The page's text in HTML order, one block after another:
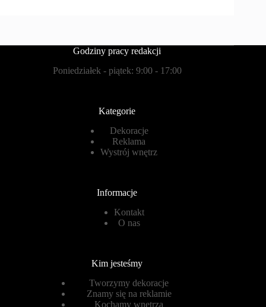
Godziny pracy redakcji
Poniedziałek - piątek: 9:00 - 17:00
Kategorie
Dekoracje
Reklama
Wystrój wnętrz
Informacje
Kontakt
O nas
Kim jesteśmy
Tworzymy dekoracje
Znamy się na reklamie
Kochamy wnętrza